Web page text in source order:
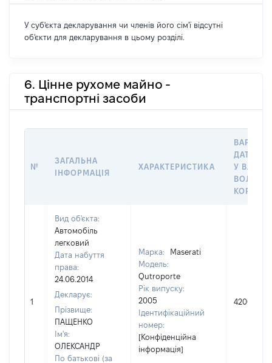
У суб'єкта декларування чи членів його сім'ї відсутні
об'єкти для декларування в цьому розділі.
6. Цінне рухоме майно -
транспортні засоби
№
ЗАГАЛЬНА
ІНФОРМАЦІЯ
ХАРАКТЕРИСТИКА
ДАТУ
У
1
Вид об'єкта:
Автомобіль
легковий
Дата набуття
права:
24.06.2014
Декларує:
Прізвище:
ПАЩЕНКО
Ім'я:
ОЛЕКСАНДР
По батькові (за
Марка:
Maserati
Модель:
Qutroporte
Рік випуску:
2005
Ідентифікаційний
номер:
[Конфіденційна
інформація]
420000